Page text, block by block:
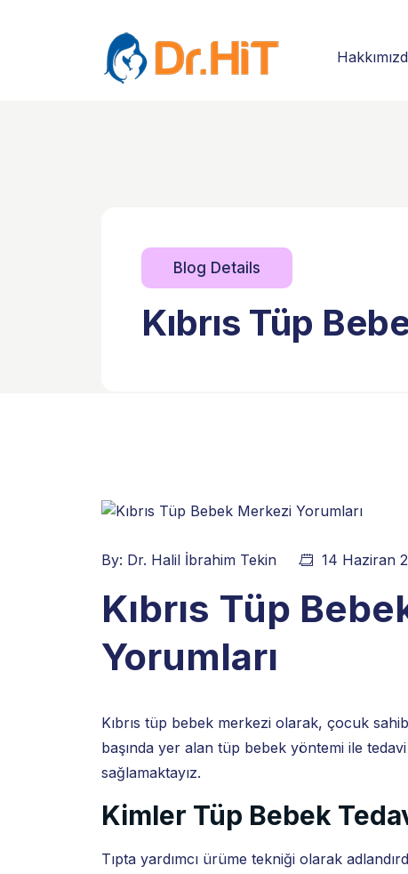
Blog Details
Kıbrıs Tüp
By: Dr. Halil İbrahim Tekin 14 Haziran
Kıbrıs Tüp
Yorumları
Kıbrıs tüp bebek merkezi olarak, çocuk
başında yer alan tüp bebek yöntemi ile
sağlamaktayız.
Kimler Tüp Bebek
Tıpta yardımcı ürüme tekniği olarak